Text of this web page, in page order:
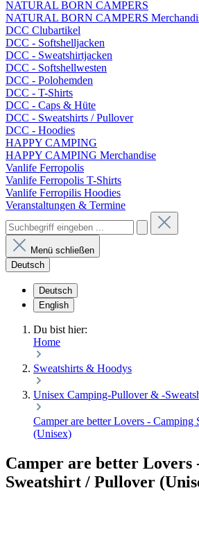
NATURAL BORN CAMPERS
NATURAL BORN CAMPERS
DCC Clubartikel
DCC - Softshelljacken
DCC - Sweatshirtjacken
DCC - Softshellwesten
DCC - Polohemden
DCC - T-Shirts
DCC - Caps & Hüte
DCC - Sweatshirts / Pullover
DCC - Hoodies
HAPPY CAMPING
HAPPY CAMPING Merchandise
Vanlife Ferropolis
Vanlife Ferropolis T-Shirts
Vanlife Ferropilis Hoodies
Veranstaltungen & Termine
Menü schließen
Deutsch
Deutsch
English
Du bist hier:
Home
Sweatshirts & Hoodys
Unisex Camping-Pullover & -
Camper are better Lovers - Camping
(Unisex)
Camper are better Lovers
Sweatshirt / Pullover